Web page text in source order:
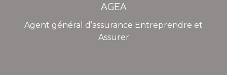
AGEA
Agent général d’assurance Entreprendre et
Assurer